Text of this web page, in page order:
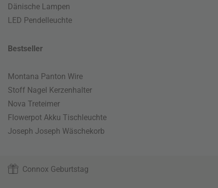
Dänische Lampen
LED Pendelleuchte
Bestseller
Montana Panton Wire
Stoff Nagel Kerzenhalter
Nova Treteimer
Flowerpot Akku Tischleuchte
Joseph Joseph Wäschekorb
Connox Geburtstag